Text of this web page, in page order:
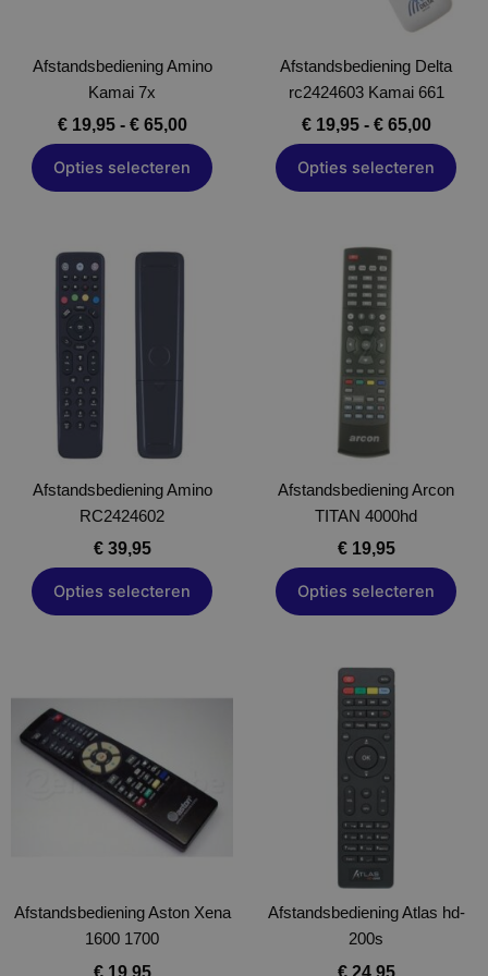
Afstandsbediening Amino
Kamai 7x
€19,95 - €65,00
Opties selecteren
de
productpagina
Afstandsbediening Delta
rc2424603 Kamai 661
€19,95 - €65,00
Opties selecteren
worden
de
productpagina
Afstandsbediening Amino
RC2424602
€39,95
Opties selecteren
Dit
optie
gekozen
worden
op
de
productpagina
Afstandsbediening Arcon
TITAN 4000hd
€19,95
Opties selecteren
Dit
product
heeft
meerdere
variaties.
Deze
optie
kan
gekozen
worden
op
de
productpagina
Afstandsbediening Aston Xena
1600 1700
€19,95
meerdere
variaties.
Deze
optie
worden
op
de
Afstandsbediening Atlas hd-
200s
€24,95
Dit
product
heeft
meerdere
variaties.
Deze
optie
kan
gekozen
worden
op
de